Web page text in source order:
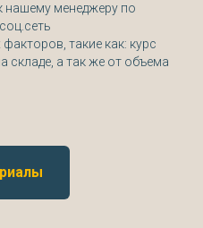
нашему менеджеру по
такие как: курс
складе, а так же от объема